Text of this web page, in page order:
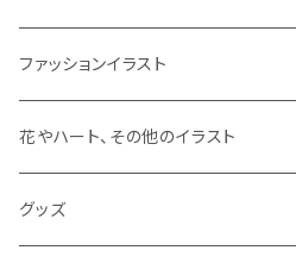
ジークレープリント
原画
ファッションイラスト
ジークレープリント
原画
花やハート、その他のイラスト
ジークレープリント
グッズ